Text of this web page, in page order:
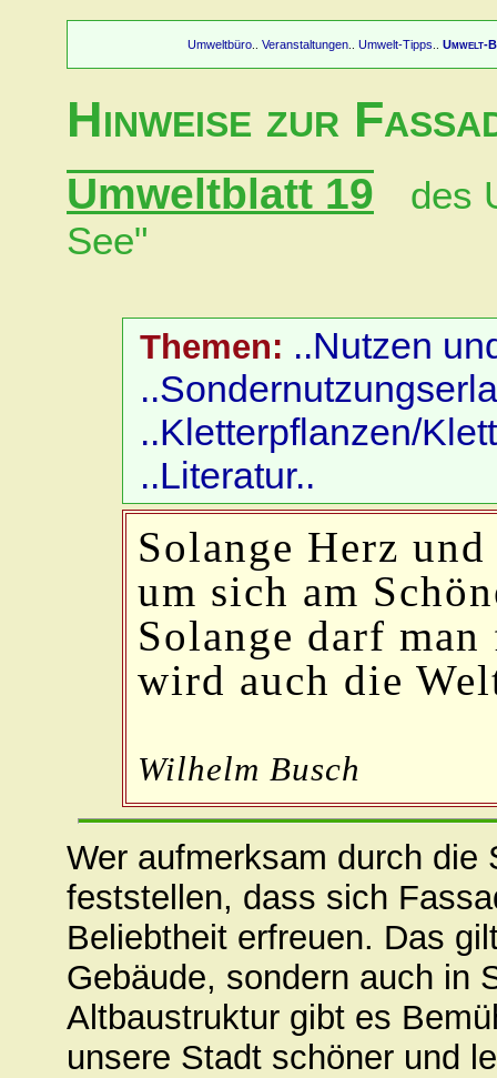
Umweltbüro.. Veranstaltungen.. Umwelt-Tipps.. Umwelt-
Hinweise zur
Umweltblatt 19
des
See"
Themen: ..Nutzen
..Kletterpflanzen/
..Literatur..
Solange Herz
um sich am
Solange darf
wird auch die
Wilhelm Busch
Wer aufmerksam durch die
feststellen, dass sich
Beliebtheit erfreuen. Das
Gebäude, sondern auch in
Altbaustruktur gibt es
unsere Stadt schöner und